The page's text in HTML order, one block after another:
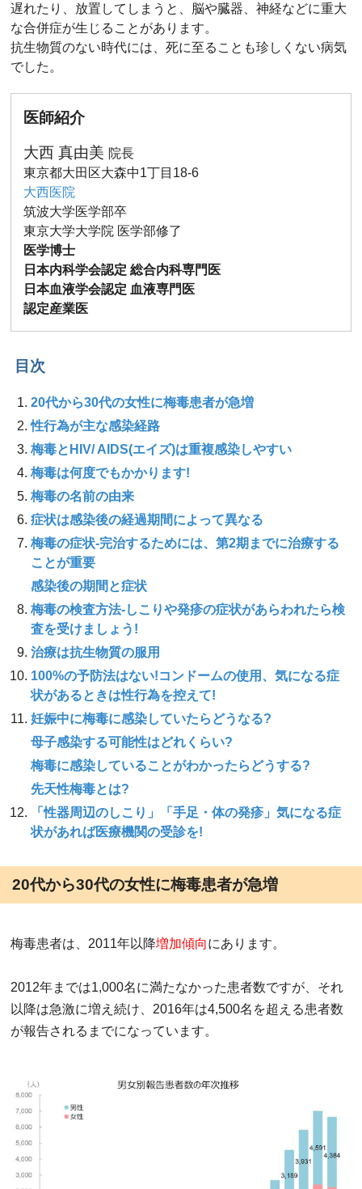
遅れたり、放置してしまうと、脳や臓器、神経などに重大
な合併症が生じることがあります。
抗生物質のない時代には、死に至ることも珍しくない病気
でした。
医師紹介
大西 真由美 院長
東京都大田区大森中1丁目18-6
大西医院
筑波大学医学部卒
東京大学大学院 医学部修了
医学博士
日本内科学会認定 総合内科専門医
日本血液学会認定 血液専門医
認定産業医
目次
20代から30代の女性に梅毒患者が急増
性行為が主な感染経路
梅毒とHIV/ AIDS(エイズ)は重複感染しやすい
梅毒は何度でもかかります!
梅毒の名前の由来
症状は感染後の経過期間によって異なる
梅毒の症状-完治するためには、第2期までに治療する
ことが重要
感染後の期間と症状
梅毒の検査方法-しこりや発疹の症状があらわれたら検
査を受けましょう!
治療は抗生物質の服用
100%の予防法はない!コンドームの使用、気になる症
状があるときは性行為を控えて!
妊娠中に梅毒に感染していたらどうなる?
母子感染する可能性はどれくらい?
梅毒に感染していることがわかったらどうする?
先天性梅毒とは?
「性器周辺のしこり」「手足・体の発疹」気になる症
状があれば医療機関の受診を!
20代から30代の女性に梅毒患者が急増
梅毒患者は、2011年以降増加傾向にあります。
2012年までは1,000名に満たなかった患者数ですが、それ
以降は急激に増え続け、2016年は4,500名を超える患者数
が報告されるまでになっています。